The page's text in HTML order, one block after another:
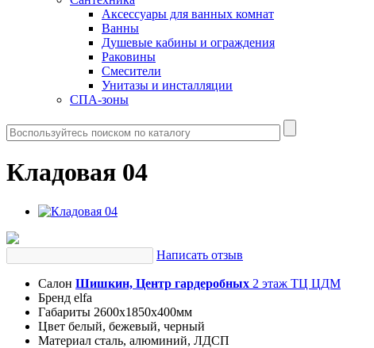
Аксессуары для ванных комнат
Ванны
Душевые кабины и ограждения
Раковины
Смесители
Унитазы и инсталляции
СПА-зоны
Кладовая 04
Написать отзыв
Салон Шишкин, Центр гардеробных 2 этаж ТЦ ЦДМ
Бренд elfa
Габариты 2600х1850х400мм
Цвет белый, бежевый, черный
Материал сталь, алюминий, ЛДСП